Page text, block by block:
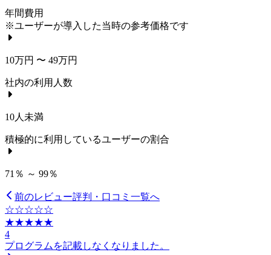
年間費用
※ユーザーが導入した当時の参考価格です
10万円 〜 49万円
社内の利用人数
10人未満
積極的に利用しているユーザーの割合
71％ ～ 99％
前のレビュー評判・口コミ一覧へ
☆☆☆☆☆
★★★★★
4
プログラムを記載しなくなりました。